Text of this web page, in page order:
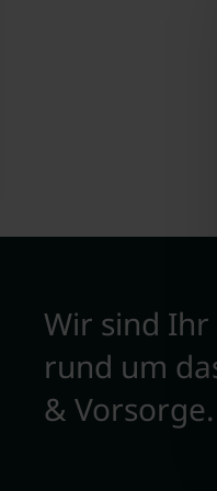
Wir sind Ihr
rund um
& Vorsorge.